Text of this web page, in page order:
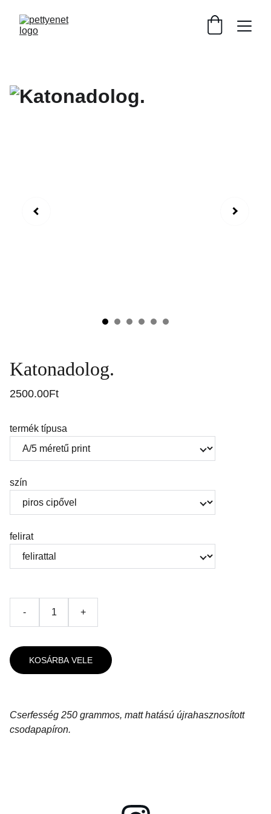
Katonadolog.
2500.00Ft
termék típusa
szín
felirat
- +
KOSÁRBA VELE
Cserfesség 250 grammos, matt hatású újrahasznosított
csodapapíron.